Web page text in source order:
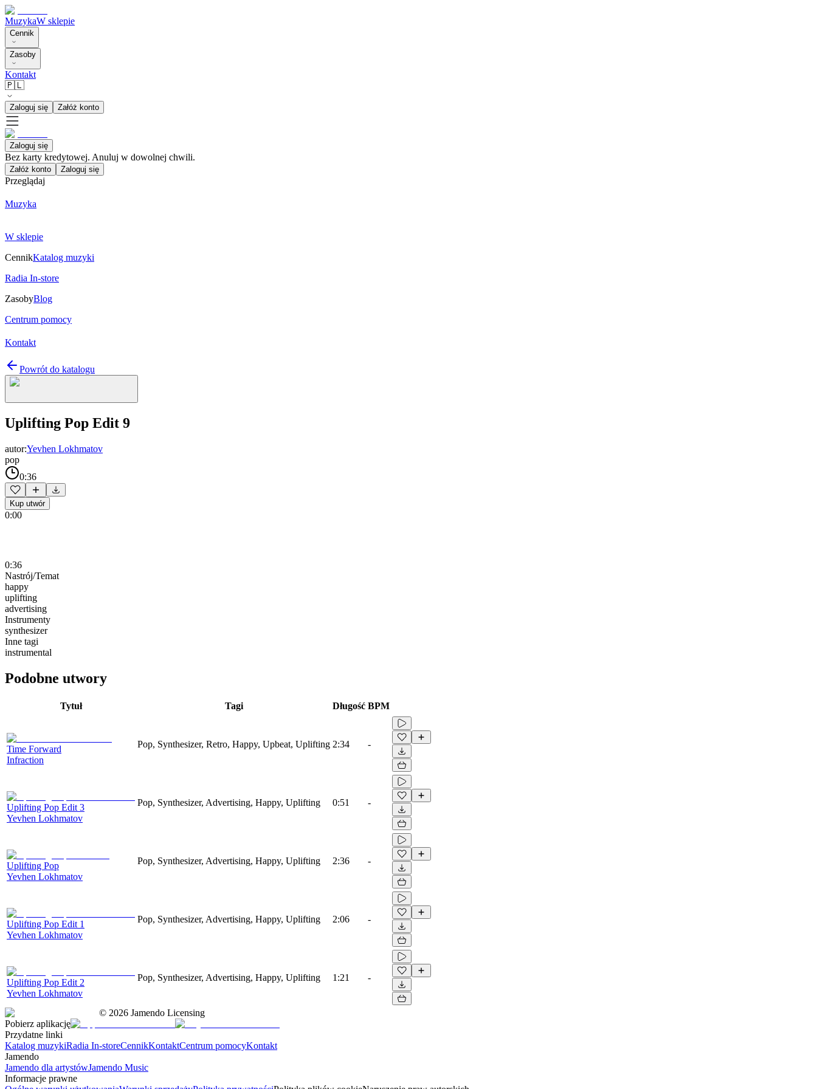
MuzykaW sklepie
Cennik
Zasoby
Kontakt
🇵🇱
Zaloguj się Załóż konto
Zaloguj się
Bez karty kredytowej. Anuluj w dowolnej chwili.
Załóż konto Zaloguj się
Przeglądaj
Muzyka
W sklepie
CennikKatalog muzyki
Radia In-store
ZasobyBlog
Centrum pomocy
Kontakt
Powrót do katalogu
Uplifting Pop Edit 9
autor:Yevhen Lokhmatov
pop
0:36
Kup utwór
0:00
0:36
Nastrój/Temat
happy
uplifting
advertising
Instrumenty
synthesizer
Inne tagi
instrumental
Podobne utwory
Tytuł Tagi Długość BPM
Time Forward
Infraction
Pop, Synthesizer, Retro, Happy, Upbeat, Uplifting 2:34 -
Uplifting Pop Edit 3
Yevhen Lokhmatov
Pop, Synthesizer, Advertising, Happy, Uplifting 0:51 -
Uplifting Pop
Yevhen Lokhmatov
Pop, Synthesizer, Advertising, Happy, Uplifting 2:36 -
Uplifting Pop Edit 1
Yevhen Lokhmatov
Pop, Synthesizer, Advertising, Happy, Uplifting 2:06 -
Uplifting Pop Edit 2
Yevhen Lokhmatov
Pop, Synthesizer, Advertising, Happy, Uplifting 1:21 -
© 2026 Jamendo Licensing
Pobierz aplikację
Przydatne linki
Katalog muzykiRadia In-storeCennikKontaktCentrum pomocyKontakt
Jamendo
Jamendo dla artystówJamendo Music
Informacje prawne